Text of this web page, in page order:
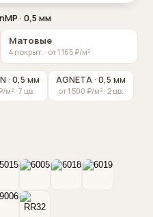
· 0,5 мм
Матовые
4 покрыт. · от 1 165 ₽/м²
· 0,5 мм
м² · 7 цв.
AGNETA · 0,5 мм
от 1 500 ₽/м² · 2 цв.